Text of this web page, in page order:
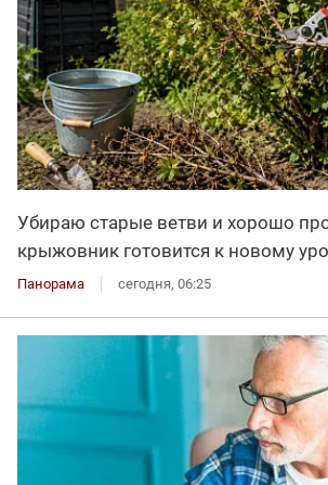
Убираю старые ветви и хорошо
крыжовник готовится к новому
Панорама сегодня, 06:25